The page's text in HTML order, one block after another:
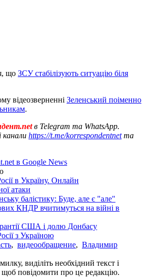
що ЗСУ стабілізують ситуацію біля
відеозверненні Зеленський поіменно
.
в Telegram та WhatsApp.
канали https://t.me/korrespondentnetта
в Google News
в Україну. Онлайн
атаки
балістику: Буде, але є "але"
КНДР вчитимуться на війні в
США і долю Донбасу
з Україною
, видеообращение, Владимир
виділіть необхідний текст і
щоб повідомити про це редакцію.